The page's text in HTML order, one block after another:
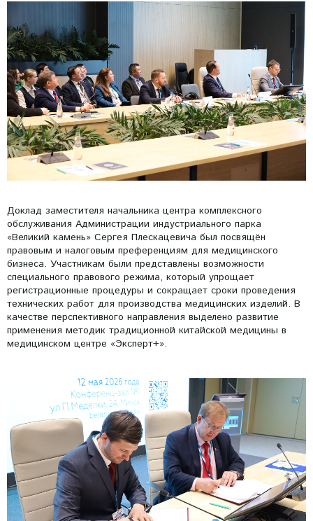
Доклад заместителя начальника центра комплексного
обслуживания Администрации индустриального парка
«Великий камень» Сергея Плескацевича был посвящён
правовым и налоговым преференциям для медицинского
бизнеса. Участникам были представлены возможности
специального правового режима, который упрощает
регистрационные процедуры и сокращает сроки проведения
технических работ для производства медицинских изделий. В
качестве перспективного направления выделено развитие
применения методик традиционной китайской медицины в
медицинском центре «Эксперт+».